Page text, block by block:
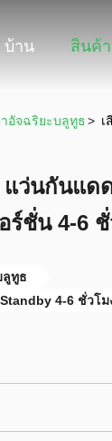
บ้าน สินค้า
อัจฉริยะบลูทูธ> เ
แว่นกันแ
ร์ชั่น 4-6
ลูทูธ
4-6 ชั่วโม